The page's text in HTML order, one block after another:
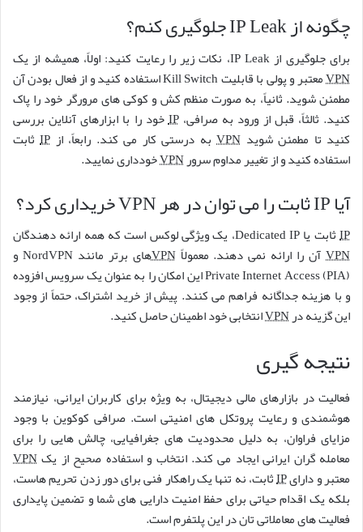
چگونه از IP Leak جلوگیری کنم؟
برای جلوگیری از IP Leak، نکات زیر را رعایت کنید: اولاً، همیشه از یک
VPN
معتبر و پولی با قابلیت Kill Switch استفاده کنید و از فعال بودن آن
مطمئن شوید. ثانیاً، به صورت منظم کش و کوکی های مرورگر خود را پاک
کنید. ثالثاً، قبل از ورود به صرافی،IPخود را با ابزارهای آنلاین بررسی
کنید تا مطمئن شوید VPNبه درستی کار می کند. رابعاً، از IPثابت
استفاده کنید و از تغییر مداوم سرورVPNخودداری نمایید.
آیا IP ثابت را می توان در هر VPN خریداری کرد؟
IPثابت یا Dedicated IP، یک ویژگی لوکس است که همه ارائه دهندگان
VPNآن را ارائه نمی دهند. معمولاًVPN
های برتر مانند NordVPN و
Private Internet Access (PIA) این امکان را به عنوان یک سرویس افزوده
و با هزینه جداگانه فراهم می کنند. پیش از خرید اشتراک، حتماً از وجود
این گزینه درVPNانتخابی خود اطمینان حاصل کنید.
نتیجه گیری
فعالیت در بازارهای مالی دیجیتال، به ویژه برای کاربران ایرانی، نیازمند
هوشمندی و رعایت پروتکل های امنیتی است. صرافی کوکوین با وجود
مزایای فراوان، به دلیل محدودیت های جغرافیایی، چالش هایی را برای
معامله گران ایرانی ایجاد می کند. انتخاب و استفاده صحیح از یکVPN
معتبر و دارایIPثابت، نه تنها یک راهکار فنی برای دور زدن تحریم هاست،
بلکه یک اقدام حیاتی برای حفظ امنیت دارایی های شما و تضمین پایداری
فعالیت های معاملاتی تان در این پلتفرم است.